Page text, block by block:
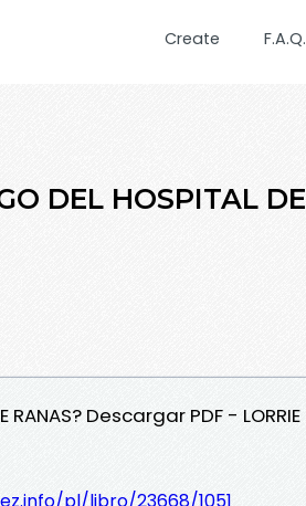
Create F.A.Q.
DEL HOSPITAL DE
RANAS? Descargar PDF - LORRIE